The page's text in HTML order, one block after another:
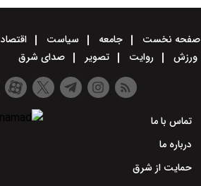
صفحه نخست جامعه سیاست اقتصاد
ورزش
روایت تصویر صدای شرق
تماس با ما
درباره ما
حمایت از شرق